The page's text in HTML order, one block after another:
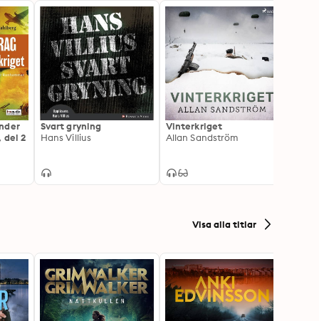
del 2
Svart gryning
Hans Villius
Vinterkriget
Allan Sandström
Visa alla titlar